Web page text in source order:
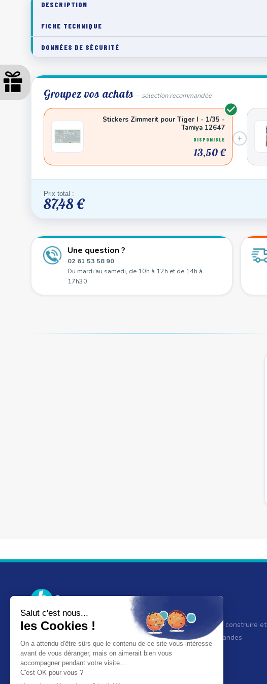
DESCRIPTION
FICHE TECHNIQUE
DONNÉES DE SÉCURITÉ
Groupez vos achats— sélection recommandée
Stickers Zimmerit pour Tiger I - 1/35 -
Tamiya 12647
DISPONIBLE
13,50 €
+
Prix total :
87,48 €
Une question ?
02 61 53 58 90
Du mardi au samedi, de 10h à 12h et de 14h à
17h30
Baron du rail
Boutique spécialisée en modélisme ferroviaire, maquettes à construire et
accessoires pour modélisme. Revendeur officiel des plus grandes
marques.
19 place de la République — 14000 Caen
Tél.
02 61 53 58 90